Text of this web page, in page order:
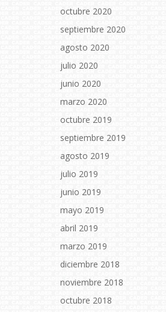
octubre 2020
septiembre 2020
agosto 2020
julio 2020
junio 2020
marzo 2020
octubre 2019
septiembre 2019
agosto 2019
julio 2019
junio 2019
mayo 2019
abril 2019
marzo 2019
diciembre 2018
noviembre 2018
octubre 2018